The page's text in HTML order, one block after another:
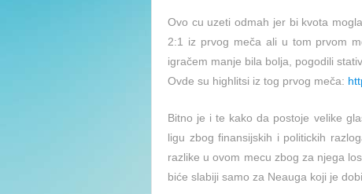
Ovo cu uzeti odmah jer bi kvota
2:1 iz prvog meča ali u tom prvom
igračem manje bila bolja, pogodili
Ovde su highlitsi iz tog prvog meča:
Bitno je i te kako da postoje velike
ligu zbog finansijskih i politickih
razlike u ovom mecu zbog za njega
biće slabiji samo za Neauga koji je